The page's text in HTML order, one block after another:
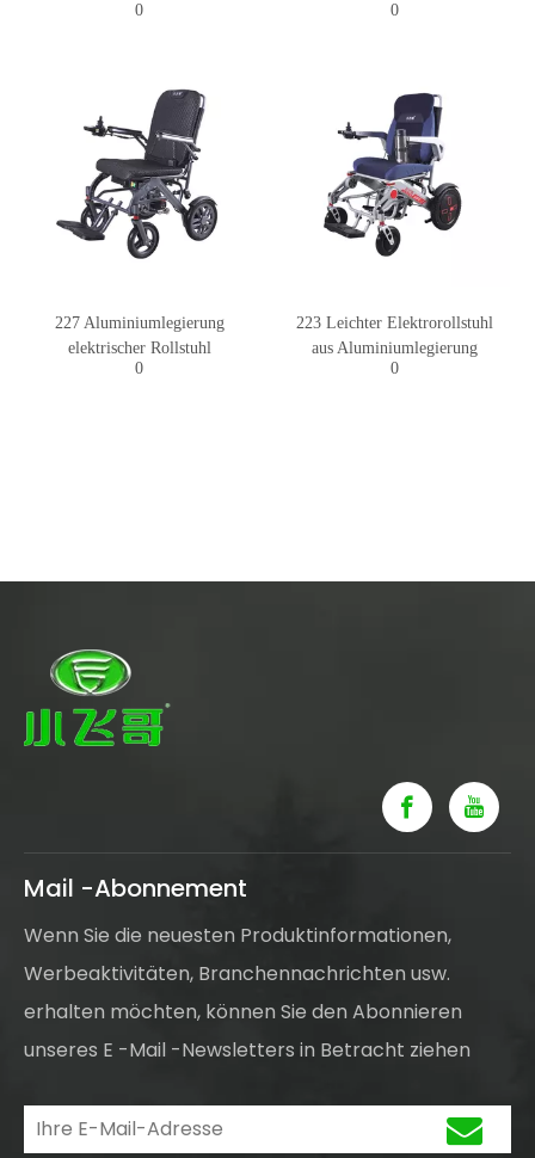
0
0
227 Aluminiumlegierung
elektrischer Rollstuhl
0
223 Leichter Elektrorollstuhl
aus Aluminiumlegierung
0
Mail -Abonnement
Wenn Sie die neuesten Produktinformationen,
Werbeaktivitäten, Branchennachrichten usw.
erhalten möchten, können Sie den Abonnieren
unseres E -Mail -Newsletters in Betracht ziehen